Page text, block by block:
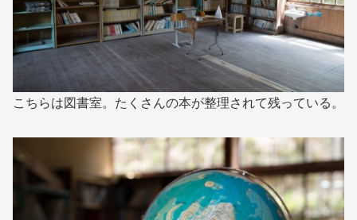
こちらは図書室。たくさんの本が整理されて残っている。